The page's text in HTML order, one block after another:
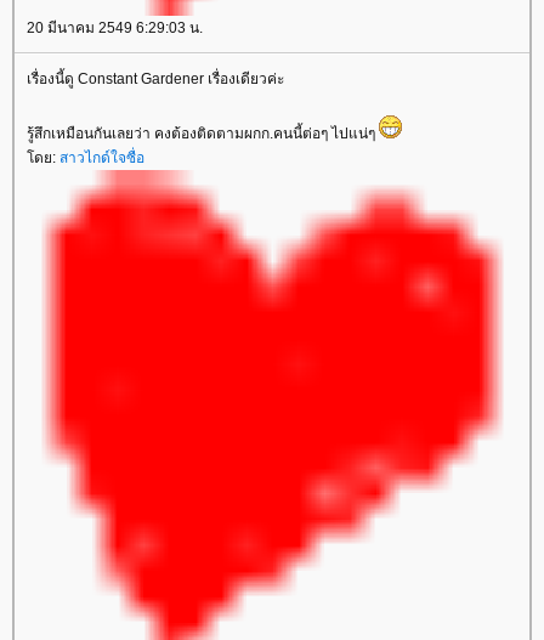
20 มีนาคม 2549 6:29:03 น.
เรื่องนี้ดู Constant Gardener เรื่องเดียวค่ะ
รู้สึกเหมือนกันเลยว่า คงต้องติดตามผกก.คนนี้ต่อๆ ไปแน่ๆ
ดย: สาวไกด์ใจซื่อ